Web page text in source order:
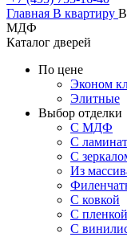
Главная В квартиру
МДФ
Каталог дверей
По цене
Эконом
Элитные
Выбор отделки
С МДФ
С
С
Из
С ковкой
С
С